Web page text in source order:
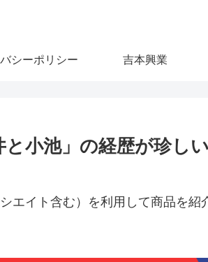
シーポリシー 吉本興業
小池」の経歴が珍し
エイト含む）を利用して商品を紹